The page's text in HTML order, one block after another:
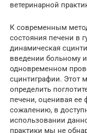
ветеринарной
К современным
состояния печени в
динамическая
введении больному
одновременном
сцинтиграфии. Этот
определить
печени, оценивая
сожалению, в
использовании
практики мы не